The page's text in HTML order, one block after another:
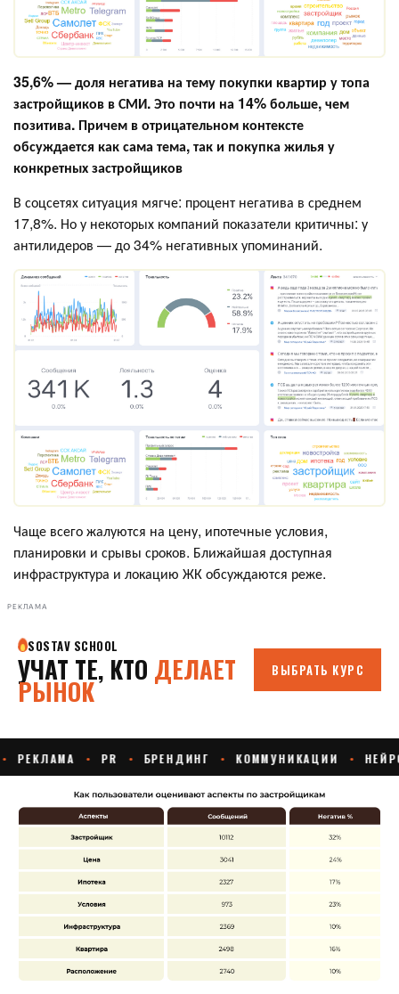
35,6% — доля негатива на тему покупки квартир у топа
застройщиков в СМИ. Это почти на 14% больше, чем
позитива. Причем в отрицательном контексте
обсуждается как сама тема, так и покупка жилья у
конкретных застройщиков
В соцсетях ситуация мягче: процент негатива в среднем
17,8%. Но у некоторых компаний показатели критичны: у
антилидеров — до 34% негативных упоминаний.
Чаще всего жалуются на цену, ипотечные условия,
планировки и срывы сроков. Ближайшая доступная
инфраструктура и локацию ЖК обсуждаются реже.
РЕКЛАМА